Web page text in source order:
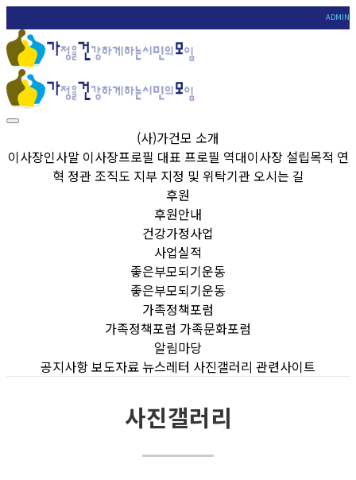
ADMIN
(사)가건모 소개
이사장인사말 이사장프로필 대표 프로필 역대이사장 설립목적 연
혁 정관 조직도 지부 지정 및 위탁기관 오시는 길
후원
후원안내
건강가정사업
사업실적
좋은부모되기운동
좋은부모되기운동
가족정책포럼
가족정책포럼 가족문화포럼
알림마당
공지사항보도자료뉴스레터 사진갤러리 관련사이트
사진갤러리